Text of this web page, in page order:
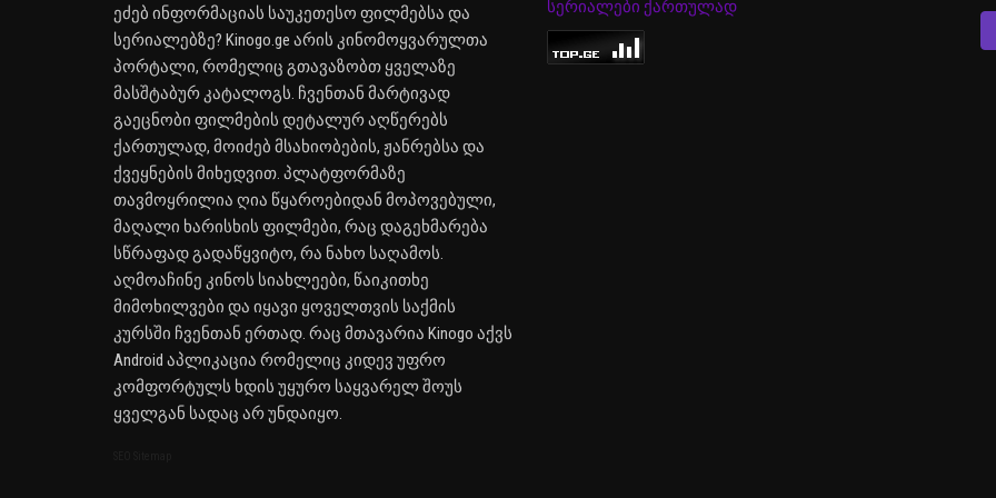
ეძებ ინფორმაციას საუკეთესო ფილმებსა და
სერიალებზე? Kinogo.ge არის კინომოყვარულთა
პორტალი, რომელიც გთავაზობთ ყველაზე
მასშტაბურ კატალოგს. ჩვენთან მარტივად
გაეცნობი ფილმების დეტალურ აღწერებს
ქართულად, მოიძებ მსახიობების, ჟანრებსა და
ქვეყნების მიხედვით. პლატფორმაზე
თავმოყრილია ღია წყაროებიდან მოპოვებული,
მაღალი ხარისხის ფილმები, რაც დაგეხმარება
სწრაფად გადაწყვიტო, რა ნახო საღამოს.
აღმოაჩინე კინოს სიახლეები, წაიკითხე
მიმოხილვები და იყავი ყოველთვის საქმის
კურსში ჩვენთან ერთად. რაც მთავარია Kinogo აქვს
Android აპლიკაცია რომელიც კიდევ უფრო
კომფორტულს ხდის უყურო საყვარელ შოუს
ყველგან სადაც არ უნდაიყო.
სერიალები ქართულად